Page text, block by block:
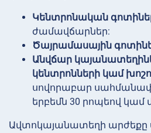
Կենտրոնական
ժամավճարներ:
Ծայրամասային
Անվճար
կենտրոնների կամ
սովորաբար
երբեմն 30 րոպեով կամ
Ավտոկայանատեղի արժեքը